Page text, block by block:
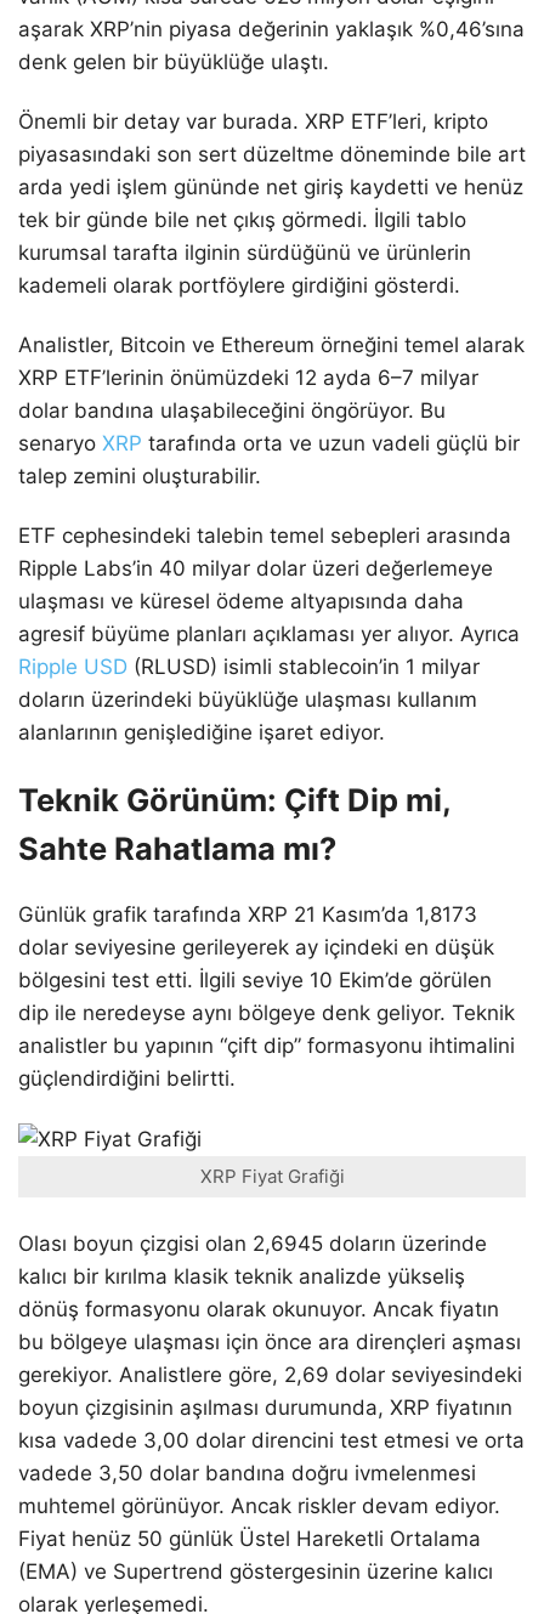
aşarak XRP’nin piyasa değerinin yaklaşık %0,46’sına
denk gelen bir büyüklüğe ulaştı.
Önemli bir detay var burada. XRP ETF’leri, kripto
piyasasındaki son sert düzeltme döneminde bile art
arda yedi işlem gününde net giriş kaydetti ve henüz
tek bir günde bile net çıkış görmedi. İlgili tablo
kurumsal tarafta ilginin sürdüğünü ve ürünlerin
kademeli olarak portföylere girdiğini gösterdi.
Analistler, Bitcoin ve Ethereum örneğini temel alarak
XRP ETF’lerinin önümüzdeki 12 ayda 6–7 milyar
dolar bandına ulaşabileceğini öngörüyor. Bu
senaryo XRP tarafında orta ve uzun vadeli güçlü bir
talep zemini oluşturabilir.
ETF cephesindeki talebin temel sebepleri arasında
Ripple Labs’in 40 milyar dolar üzeri değerlemeye
ulaşması ve küresel ödeme altyapısında daha
agresif büyüme planları açıklaması yer alıyor. Ayrıca
Ripple USD (RLUSD) isimli stablecoin’in 1 milyar
doların üzerindeki büyüklüğe ulaşması kullanım
alanlarının genişlediğine işaret ediyor.
Teknik Görünüm: Çift Dip mi,
Sahte Rahatlama mı?
Günlük grafik tarafında XRP 21 Kasım’da 1,8173
dolar seviyesine gerileyerek ay içindeki en düşük
bölgesini test etti. İlgili seviye 10 Ekim’de görülen
dip ile neredeyse aynı bölgeye denk geliyor. Teknik
analistler bu yapının “çift dip” formasyonu ihtimalini
güçlendirdiğini belirtti.
XRP Fiyat Grafiği
Olası boyun çizgisi olan 2,6945 doların üzerinde
kalıcı bir kırılma klasik teknik analizde yükseliş
dönüş formasyonu olarak okunuyor. Ancak fiyatın
bu bölgeye ulaşması için önce ara dirençleri aşması
gerekiyor. Analistlere göre, 2,69 dolar seviyesindeki
boyun çizgisinin aşılması durumunda, XRP fiyatının
kısa vadede 3,00 dolar direncini test etmesi ve orta
vadede 3,50 dolar bandına doğru ivmelenmesi
muhtemel görünüyor. Ancak riskler devam ediyor.
Fiyat henüz 50 günlük Üstel Hareketli Ortalama
(EMA) ve Supertrend göstergesinin üzerine kalıcı
olarak yerleşemedi.